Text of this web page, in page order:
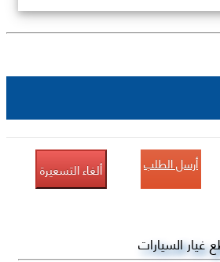
أرسل الطلب ألغاء التسعيرة
السيارات